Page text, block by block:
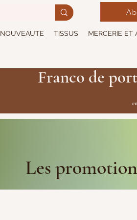
NOUVEAUTE TISSUS MERCERIE ET
Franco de
Les